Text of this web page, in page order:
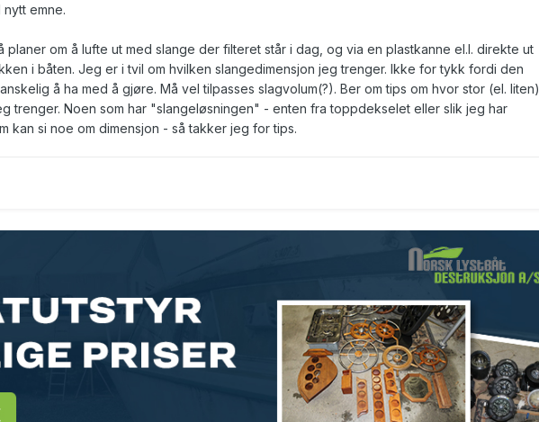
nytt emne.
planer om å lufte ut med slange der filteret står i dag, og via en plastkanne el.l. direkte ut
i båten. Jeg er i tvil om hvilken slangedimensjon jeg trenger. Ikke for tykk fordi den
å ha med å gjøre. Må vel tilpasses slagvolum(?). Ber om tips om hvor stor (el. liten)
trenger. Noen som har "slangeløsningen" - enten fra toppdekselet eller slik jeg har
kan si noe om dimensjon - så takker jeg for tips.